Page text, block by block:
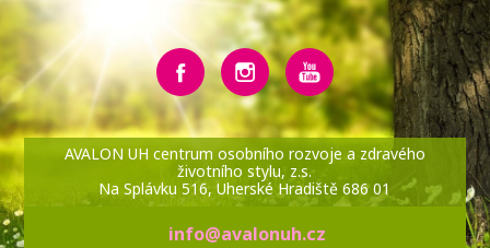
AVALON UH centrum osobního rozvoje a zdravého
životního stylu, z.s.
Na Splávku 516, Uherské Hradiště 686 01
info@avalonuh.cz